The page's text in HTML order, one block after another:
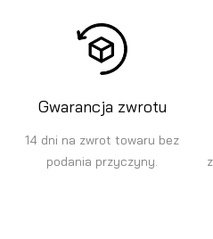
Gwarancja zwrotu
14 dni na zwrot towaru bez
podania przyczyny.